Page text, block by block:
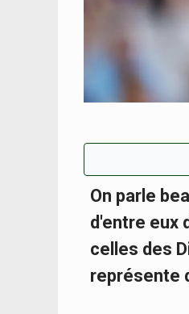
On parle
d'entre eux
celles des
représente